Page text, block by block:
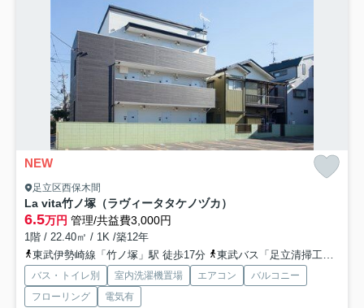
NEW
足立区西保木間
La vita竹ノ塚（ラヴィータタケノヅカ）
6.5万円 管理/共益費3,000円
1階 / 22.40㎡ / 1K /築12年
東武伊勢崎線「竹ノ塚」駅 徒歩17分
東武バス「足立清掃工場〔東武バス〕」バス停下車 徒歩2分
バス・トイレ別 室内洗濯機置場 エアコン
バルコニー
フローリング
電気有